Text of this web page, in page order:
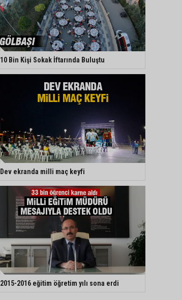
10 Bin Kişi Sokak İftarında Buluştu
Dev ekranda milli maç keyfi
2015-2016 eğitim öğretim yılı sona erdi